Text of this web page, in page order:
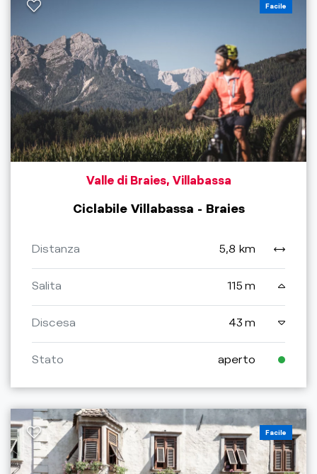
Facile
Valle di Braies, Villabassa
Ciclabile Villabassa - Braies
Distanza 5,8 km
Salita 115 m
Discesa 43 m
Stato aperto
Facile